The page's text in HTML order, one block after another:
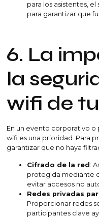
para los asistentes,
para garantizar que
6. La
la
wifi de
En un evento corporativo o
wifi es una prioridad. Para
garantizar que no haya
Cifrado de la red:
protegida mediante
evitar accesos no
Redes privadas
Proporcionar redes
participantes clave